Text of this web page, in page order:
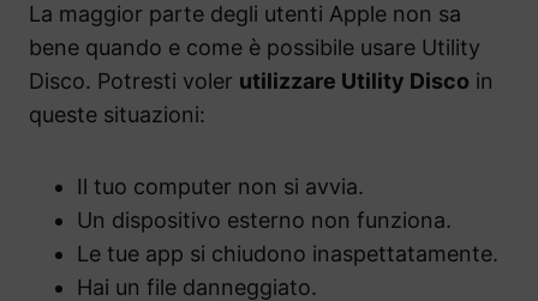
La maggior parte degli utenti Apple non sa
bene quando e come è possibile usare Utility
Disco. Potresti voler utilizzare Utility Disco in
queste situazioni:
Il tuo computer non si avvia.
Un dispositivo esterno non funziona.
Le tue app si chiudono inaspettatamente.
Hai un file danneggiato.